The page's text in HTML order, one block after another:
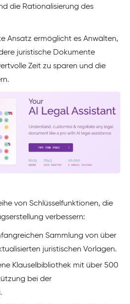
die Rationalisierung des
Ansatz ermöglicht es Anwälten,
juristische Dokumente
Zeit zu sparen und die
von Schlüsselfunktionen, die
verbessern:
Sammlung von über
juristischen Vorlagen.
Klauselbibliothek mit über 500
bei der